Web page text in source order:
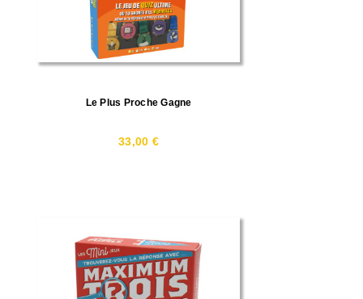
Le Plus Proche Gagne
33,00 €